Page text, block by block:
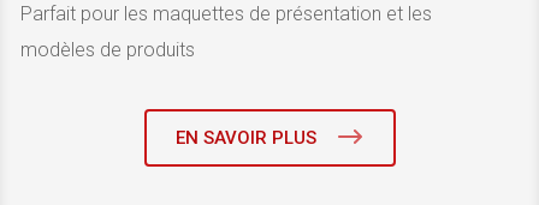
Parfait pour les maquettes de présentation et les
modèles de produits
EN SAVOIR PLUS